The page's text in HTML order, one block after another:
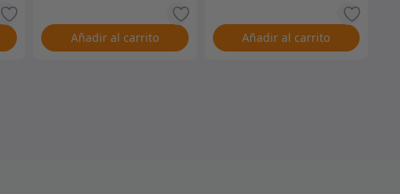
Añadir al carrito Añadir al carrito